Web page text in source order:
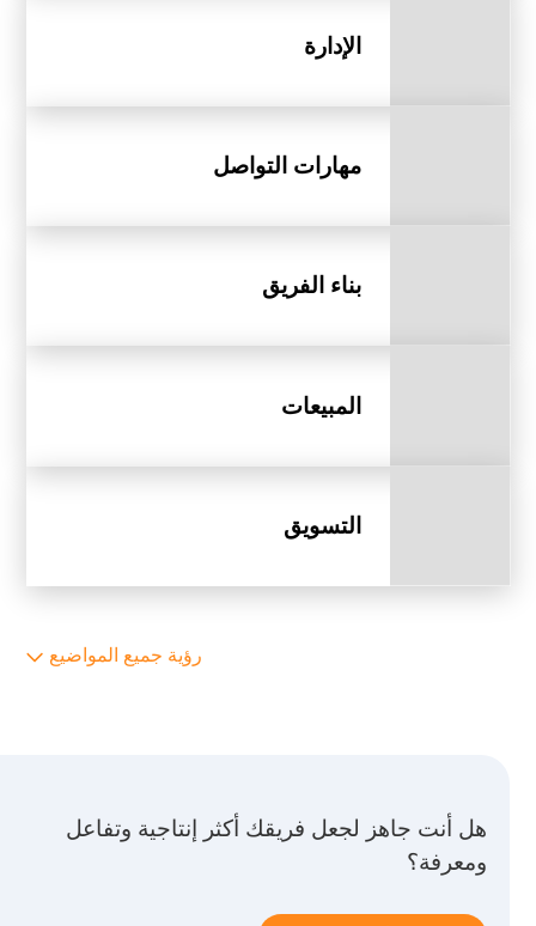
الإدارة
مهارات التواصل
بناء الفريق
المبيعات
التسويق
رؤية جميع المواضيع
هل أنت جاهز لجعل فريقك أكثر إنتاجية وتفاعل
ومعرفة؟